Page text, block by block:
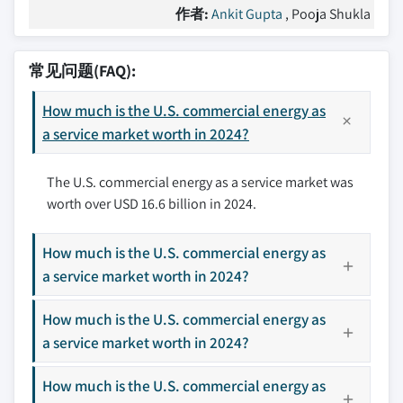
作者:Ankit Gupta , Pooja Shukla
常见问题(FAQ):
How much is the U.S. commercial energy as
a service market worth in 2024?
The U.S. commercial energy as a service market was
worth over USD 16.6 billion in 2024.
How much is the U.S. commercial energy as
a service market worth in 2024?
How much is the U.S. commercial energy as
a service market worth in 2024?
How much is the U.S. commercial energy as